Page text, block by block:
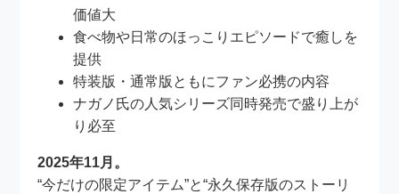
価値大
食べ物や日常のほっこりエピソードで癒しを
提供
特装版・通常版ともにファン必携の内容
ナガノ氏の人気シリーズ同時発売で盛り上が
り必至
2025年11月。
“今だけの限定アイテム”と“永久保存版のストーリ